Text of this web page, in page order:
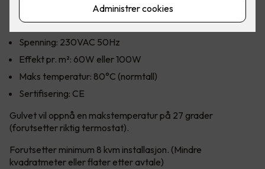
Heatit Controls varmefolie 100cm 60W/m² med montering.
Spenning: 230VAC 50Hz
Effekt pr. m²: 60W eller 100W
Maks temperatur: 80°C (normtall)
Sertifisering: CE
Gulvet vil oppnå en makstemperatur på 27 grader
(forutsetter riktig termostat).
Forutsetter minimum 8 kvm installasjon. (Mindre
kvadratmeter eller flater etter avtale)